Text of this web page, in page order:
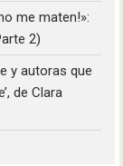
me maten!»:
2)
y autoras que
de Clara